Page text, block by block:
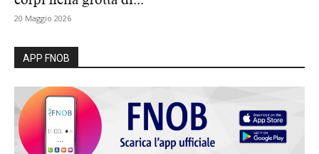
20 Maggio 2026
APP FNOB